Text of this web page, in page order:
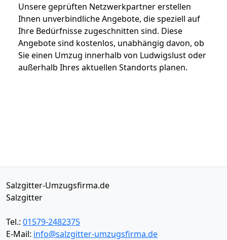
Unsere geprüften Netzwerkpartner erstellen
Ihnen unverbindliche Angebote, die speziell auf
Ihre Bedürfnisse zugeschnitten sind. Diese
Angebote sind kostenlos, unabhängig davon, ob
Sie einen Umzug innerhalb von Ludwigslust oder
außerhalb Ihres aktuellen Standorts planen.
Salzgitter-Umzugsfirma.de
Salzgitter
Tel.: 01579-2482375
E-Mail: info@salzgitter-umzugsfirma.de